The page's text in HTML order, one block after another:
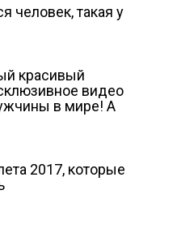
человек, такая у
красивый
видео
в мире! А
2017, которые